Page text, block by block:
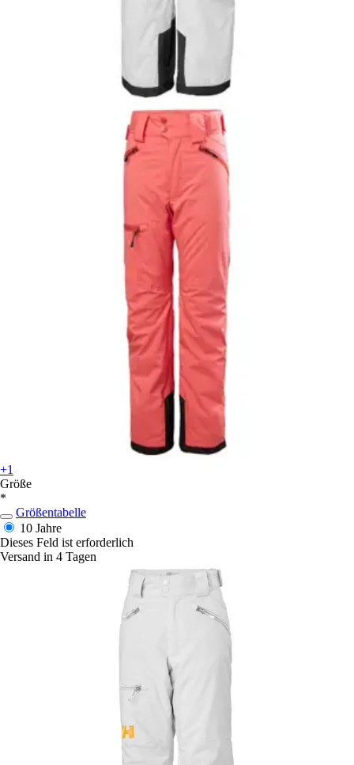
+1
Größe
*
Größentabelle
10 Jahre
Dieses Feld ist erforderlich
Versand in 4 Tagen